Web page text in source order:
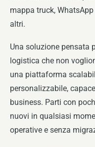
mappa truck,
altri.
Una soluzione pensata
logistica che non
una piattaforma
personalizzabile,
business. Parti con
nuovi in qualsiasi
operative e senza